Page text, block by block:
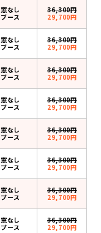
窓なし
ブース
36,300円
29,700円
窓なし
ブース
36,300円
29,700円
窓なし
ブース
36,300円
29,700円
窓なし
ブース
36,300円
29,700円
窓なし
ブース
36,300円
29,700円
窓なし
ブース
36,300円
29,700円
窓なし
ブース
36,300円
29,700円
窓なし
ブース
36,300円
29,700円